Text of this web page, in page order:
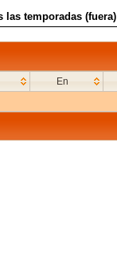
las temporadas (fuera)
En